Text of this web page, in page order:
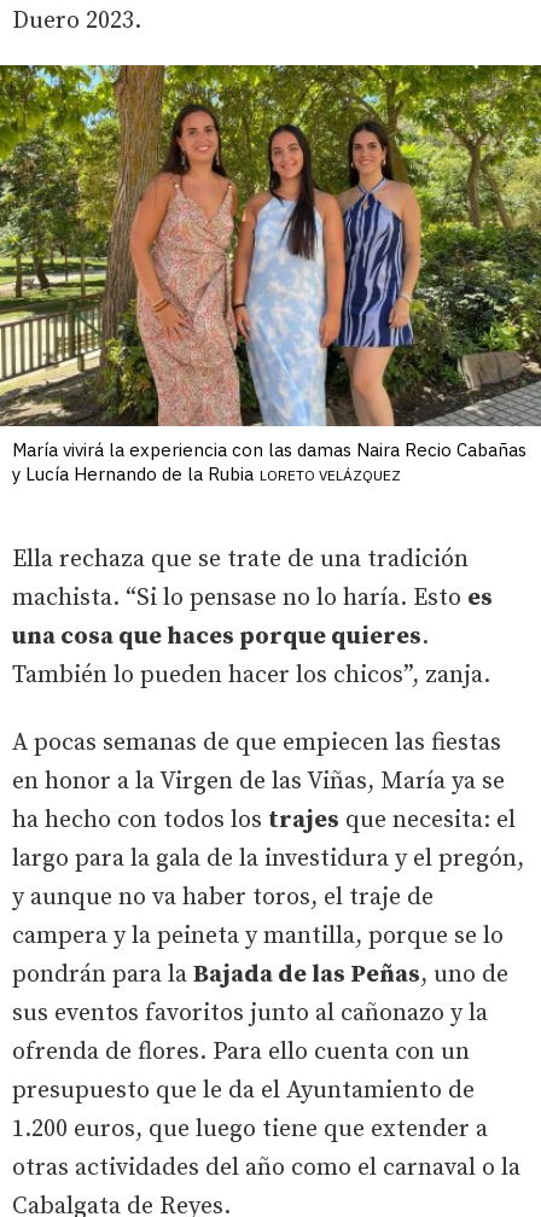
Duero 2023.
María vivirá la experiencia con las damas Naira Recio Cabañas
y Lucía Hernando de la Rubia LORETO VELÁZQUEZ
Ella rechaza que se trate de una tradición
machista. “Si lo pensase no lo haría. Esto es
una cosa que haces porque quieres.
También lo pueden hacer los chicos”, zanja.
A pocas semanas de que empiecen las fiestas
en honor a la Virgen de las Viñas, María ya se
ha hecho con todos los trajes que necesita: el
largo para la gala de la investidura y el pregón,
y aunque no va haber toros, el traje de
campera y la peineta y mantilla, porque se lo
pondrán para la Bajada de las Peñas, uno de
sus eventos favoritos junto al cañonazo y la
ofrenda de flores. Para ello cuenta con un
presupuesto que le da el Ayuntamiento de
1.200 euros, que luego tiene que extender a
otras actividades del año como el carnaval o la
Cabalgata de Reyes.